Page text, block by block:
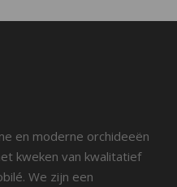
en moderne orchideeën
kweken van kwalitatief
We zijn een